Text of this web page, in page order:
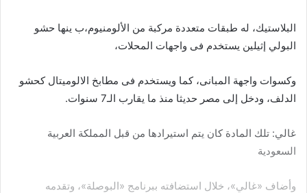
البلاستيك، له طبقات متعددة مركبة من الألومنيوم،ب ينها حشو
البولي إثيلين يستخدم فى واجهات المحلات،
وكسوات واجهة المبانى، كما ويستخدم فى مطابخ الالوميتال كحشو
الدلف، ودخل إلى مصر حديثا منذ ما يقارب الـ7 سنوات.
غالي: تلك المادة كان يتم استيرادها من قبل المملكة العربية
السعودية
وأضاف «غالي»، خلال استضافته ببرنامج «البوصلة»، وتقدمه